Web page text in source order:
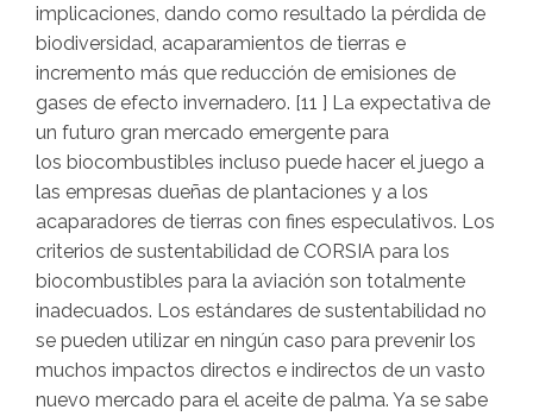
implicaciones, dando como resultado la pérdida de
biodiversidad, acaparamientos de tierras e
incremento más que reducción de emisiones de
gases de efecto invernadero. [11 ] La expectativa de
un futuro gran mercado emergente para
los biocombustibles incluso puede hacer el juego a
las empresas dueñas de plantaciones y a los
acaparadores de tierras con fines especulativos. Los
criterios de sustentabilidad de CORSIA para los
biocombustibles para la aviación son totalmente
inadecuados. Los estándares de sustentabilidad no
se pueden utilizar en ningún caso para prevenir los
muchos impactos directos e indirectos de un vasto
nuevo mercado para el aceite de palma. Ya se sabe